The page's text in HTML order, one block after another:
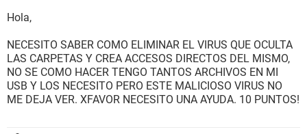
Hola,
NECESITO SABER COMO ELIMINAR EL VIRUS QUE OCULTA
LAS CARPETAS Y CREA ACCESOS DIRECTOS DEL MISMO,
NO SE COMO HACER TENGO TANTOS ARCHIVOS EN MI
USB Y LOS NECESITO PERO ESTE MALICIOSO VIRUS NO
ME DEJA VER. XFAVOR NECESITO UNA AYUDA. 10 PUNTOS!